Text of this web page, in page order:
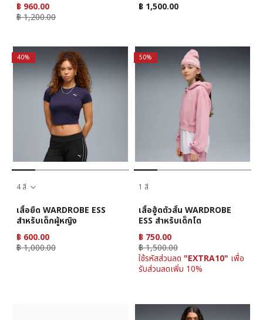
฿ 960.00
฿ 1,200.00
฿ 1,500.00
40%
4 สี
เสื้อยืด WARDROBE ESS
สำหรับเด็กผู้หญิง
฿ 600.00
฿ 1,000.00
50%
1 สี
เสื้อฮู้ดตัวสั้น WARDROBE
ESS สำหรับเด็กโต
฿ 750.00
฿ 1,500.00
ใช้รหัสส่วนลด "EXTRA10" เพื่อ
รับส่วนลดเพิ่ม 10%